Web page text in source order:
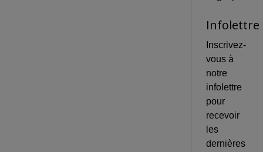
Infolettre
Inscrivez-
vous à
notre
infolettre
pour
recevoir
les
dernières